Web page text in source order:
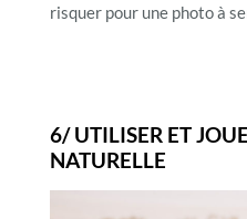
risquer pour une photo à
6/ UTILISER ET
NATURELLE